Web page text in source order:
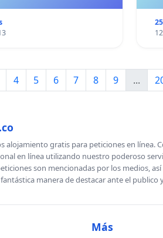
4 5 6 7 8 9 ...
alojamiento gratis para peticiones en línea.
en línea utilizando nuestro poderoso
son mencionadas por los medios,
manera de destacar ante el publico
Más